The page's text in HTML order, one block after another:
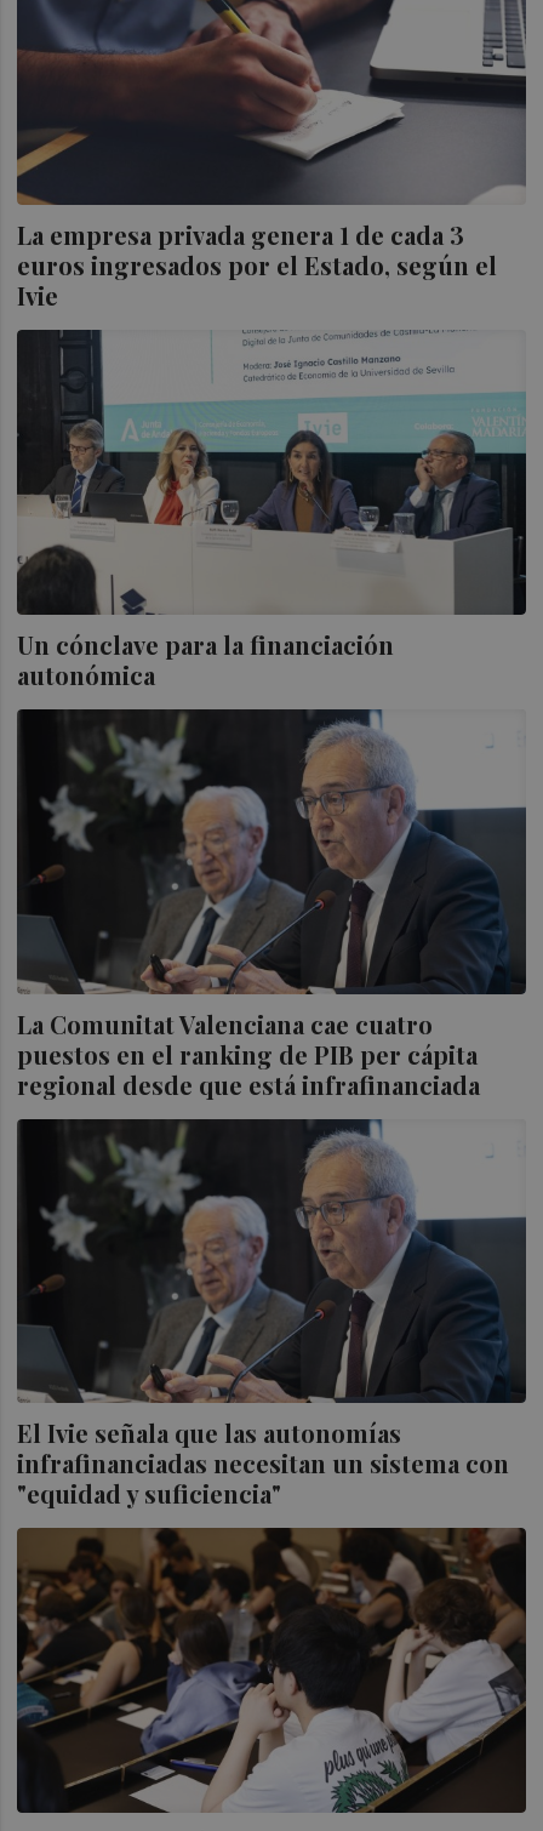
La empresa privada genera 1 de cada 3
euros ingresados por el Estado, según el
Ivie
Un cónclave para la financiación
autonómica
La Comunitat Valenciana cae cuatro
puestos en el ranking de PIB per cápita
regional desde que está infrafinanciada
El Ivie señala que las autonomías
infrafinanciadas necesitan un sistema con
"equidad y suficiencia"